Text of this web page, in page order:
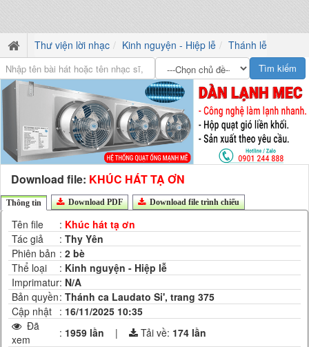
Thư viện lời nhạc Kinh nguyện - Hiệp lễ Thánh lễ
Download file: KHÚC HÁT TẠ ƠN
Thông tin Download PDF Download file trình chiếu
Tên file : Khúc hát tạ ơn
Tác giả
: Thy Yên
Phiên bản : 2 bè
Thể loại
: Kinh nguyện - Hiệp lễ
Imprimatur: N/A
Bản quyền: Thánh ca Laudato Si', trang 375
Cập nhật : 16/11/2025 10:35
Đã
xem
: 1959 lần | Tải về: 174 lần